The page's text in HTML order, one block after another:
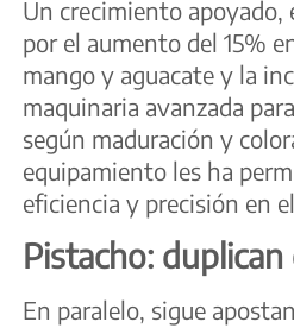
Un crecimiento
por el aumento del 15%
mango y aguacate y la
maquinaria avanzada
según maduración y
equipamiento les ha
eficiencia y precisión en
Pistacho:
En paralelo, sigue